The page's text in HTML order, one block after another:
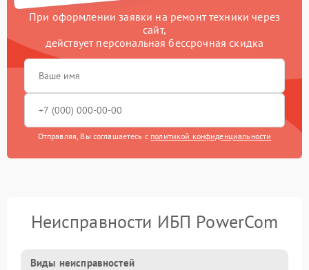
При оформлении заявки на ремонт техники через
сайт,
действует персональная бессрочная скидка
Отправляя, Вы соглашаетесь с политикой конфиденциальности
Неисправности ИБП PowerCom
Виды неисправностей